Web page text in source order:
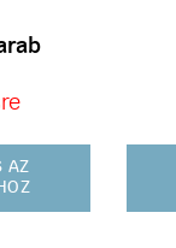
AZ